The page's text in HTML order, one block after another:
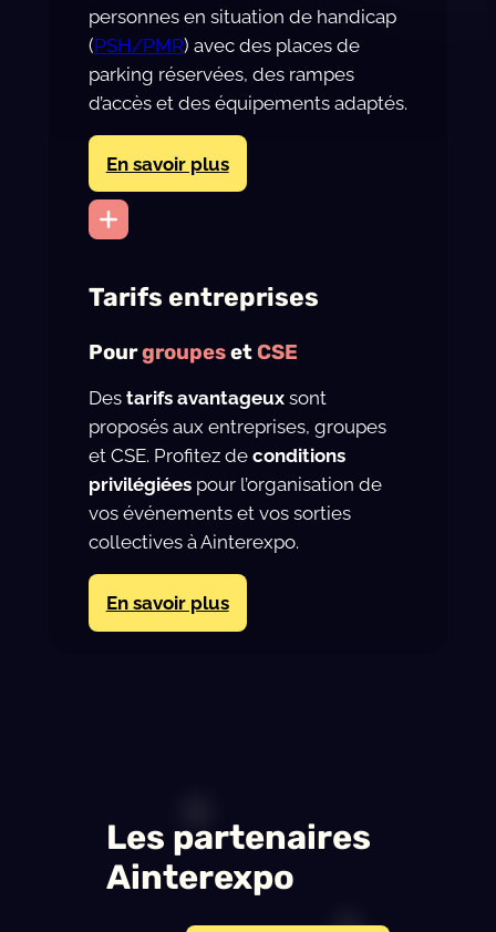
personnes en situation de handicap
(PSH/PMR) avec des places de
parking réservées, des rampes
d’accès et des équipements adaptés.
En savoir plus
Tarifs entreprises
PourgroupesetCSE
Des tarifs avantageuxsont
proposés aux entreprises, groupes
et CSE. Profitez de conditions
privilégiéespour l’organisation de
vos événements et vos sorties
collectives à Ainterexpo.
En savoir plus
Les partenaires
Ainterexpo